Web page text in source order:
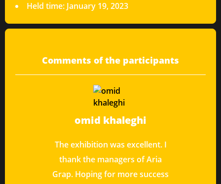
Held time: January 19, 2023
Comments of the participants
The exhibition was excellent. I
thank the managers of Aria
Grap. Hoping for more success
omid khaleghi